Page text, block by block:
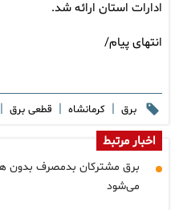
ادارات استان ارائه شد.
انتهای پیام/
برق | کرمانشاه | قطعی برق |
اخبار مرتبط
برق مشترکان بدمصرف بدون
می‌شود